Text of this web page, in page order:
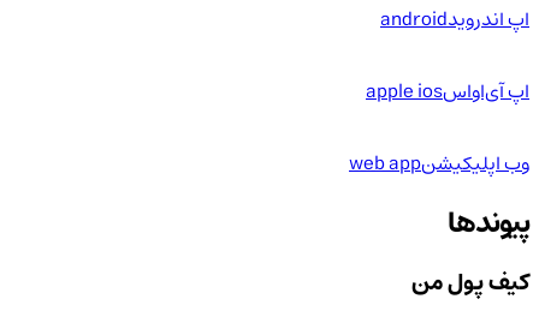
اپ اندرویدandroid
اپ آی‌او‌اسapple ios
وب اپلیکیشنweb app
پیوندها
کیف پول من